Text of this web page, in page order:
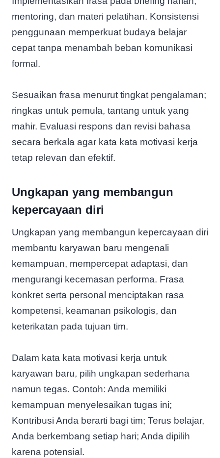
mentoring, dan materi pelatihan. Konsistensi
penggunaan memperkuat budaya belajar
cepat tanpa menambah beban komunikasi
formal.
Sesuaikan frasa menurut tingkat pengalaman;
ringkas untuk pemula, tantang untuk yang
mahir. Evaluasi respons dan revisi bahasa
secara berkala agar kata kata motivasi kerja
tetap relevan dan efektif.
Ungkapan yang membangun
kepercayaan diri
Ungkapan yang membangun kepercayaan diri
membantu karyawan baru mengenali
kemampuan, mempercepat adaptasi, dan
mengurangi kecemasan performa. Frasa
konkret serta personal menciptakan rasa
kompetensi, keamanan psikologis, dan
keterikatan pada tujuan tim.
Dalam kata kata motivasi kerja untuk
karyawan baru, pilih ungkapan sederhana
namun tegas. Contoh: Anda memiliki
kemampuan menyelesaikan tugas ini;
Kontribusi Anda berarti bagi tim; Terus belajar,
Anda berkembang setiap hari; Anda dipilih
karena potensial.